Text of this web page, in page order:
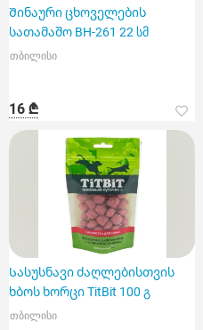
Შინაური ცხოველების
სათამაშო BH-261 22 სმ
თბილისი
16 ₾
Სასუსნავი ძაღლებისთვის
ხბოს ხორცი TitBit 100 გ
თბილისი